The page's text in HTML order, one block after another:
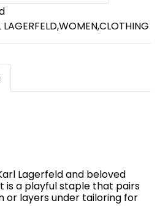
LAGERFELD,WOMEN,CLOTHING
Lagerfeld and beloved
is a playful staple that pairs
or layers under tailoring for